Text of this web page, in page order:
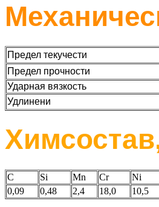
Предел текучести
Предел прочности
Ударная вязкость
Удлинени
C Si Mn Cr Ni
0,09
0,48 2,4 18,0 10,5